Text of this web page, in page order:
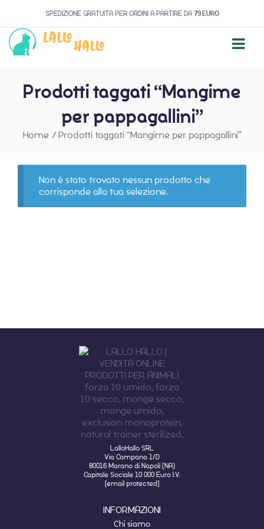
SPEDIZIONE GRATUITA PER ORDINI A PARTIRE DA 79 EURO
Prodotti taggati “Mangime
per pappagallini”
Home / Prodotti taggati “Mangime per pappagallini”
Non è stato trovato nessun prodotto che
corrisponde alla tua selezione.
LalloHallo SRL
Via Campana 1/D
80016 Marano di Napoli (NA)
Capitale Sociale 10 000 Euro I.V.
[email protected]
INFORMAZIONI
Chi siamo